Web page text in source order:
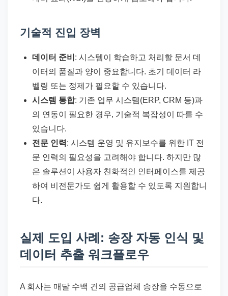
기술적 진입 장벽
데이터 준비 : 시스템이 학습하고 처리할 문서 데
이터의 품질과 양이 중요합니다. 초기 데이터 라
벨링 또는 정제가 필요할 수 있습니다.
시스템 통합: 기존 업무 시스템(ERP, CRM 등)과
의 연동이 필요한 경우, 기술적 복잡성이 따를 수
있습니다.
전문 인력 : 시스템 운영 및 유지보수를 위한 IT 전
문 인력의 필요성을 고려해야 합니다. 하지만 많
은 솔루션이 사용자 친화적인 인터페이스를 제공
하여 비전문가도 쉽게 활용할 수 있도록 지원합니
다.
실제 도입 사례: 송장 자동 인식 및
데이터 추출 워크플로우
A 회사는 매달 수백 건의 공급업체 송장을 수동으로